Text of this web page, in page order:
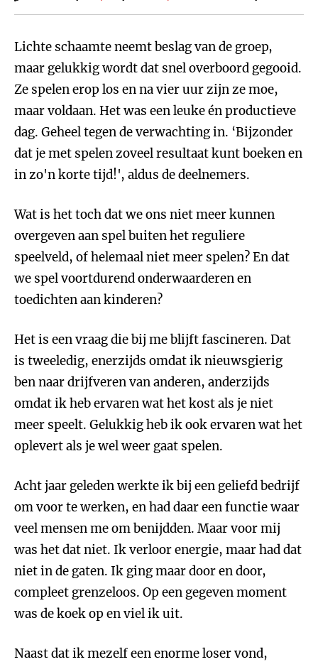
Lichte schaamte neemt beslag van de groep,
maar gelukkig wordt dat snel overboord gegooid.
Ze spelen erop los en na vier uur zijn ze moe,
maar voldaan. Het was een leuke én productieve
dag. Geheel tegen de verwachting in. ‘Bijzonder
dat je met spelen zoveel resultaat kunt boeken en
in zo'n korte tijd!', aldus de deelnemers.
Wat is het toch dat we ons niet meer kunnen
overgeven aan spel buiten het reguliere
speelveld, of helemaal niet meer spelen? En dat
we spel voortdurend onderwaarderen en
toedichten aan kinderen?
Het is een vraag die bij me blijft fascineren. Dat
is tweeledig, enerzijds omdat ik nieuwsgierig
ben naar drijfveren van anderen, anderzijds
omdat ik heb ervaren wat het kost als je niet
meer speelt. Gelukkig heb ik ook ervaren wat het
oplevert als je wel weer gaat spelen.
Acht jaar geleden werkte ik bij een geliefd bedrijf
om voor te werken, en had daar een functie waar
veel mensen me om benijdden. Maar voor mij
was het dat niet. Ik verloor energie, maar had dat
niet in de gaten. Ik ging maar door en door,
compleet grenzeloos. Op een gegeven moment
was de koek op en viel ik uit.
Naast dat ik mezelf een enorme loser vond,